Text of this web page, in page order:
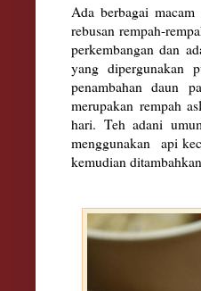
Ada berbagai
rebusan rempah-
perkembangan dan
yang dipergunakan
penambahan daun
merupakan rempah
hari. Teh adani
menggunakan api
kemudian